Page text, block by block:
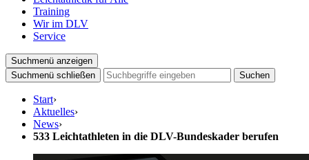
Training
Wir im DLV
Service
Suchmenü anzeigen
Suchmenü schließen
Suchen
Start›
Aktuelles›
News›
533 Leichtathleten in die DLV-Bundeskader berufen